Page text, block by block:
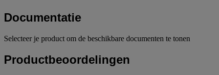
Documentatie
Selecteer je product om de beschikbare documenten te tonen
Productbeoordelingen